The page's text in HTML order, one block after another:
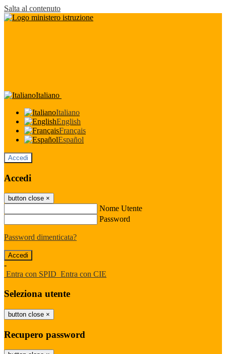
Salta al contenuto
Italiano
Italiano
English
Français
Español
Accedi
Accedi
button close ×
Nome Utente
Password
Password dimenticata?
-
Entra con SPID Entra con CIE
Seleziona utente
button close ×
Recupero password